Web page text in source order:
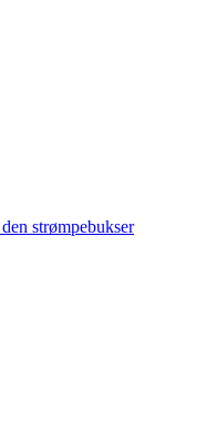
strømpebukser